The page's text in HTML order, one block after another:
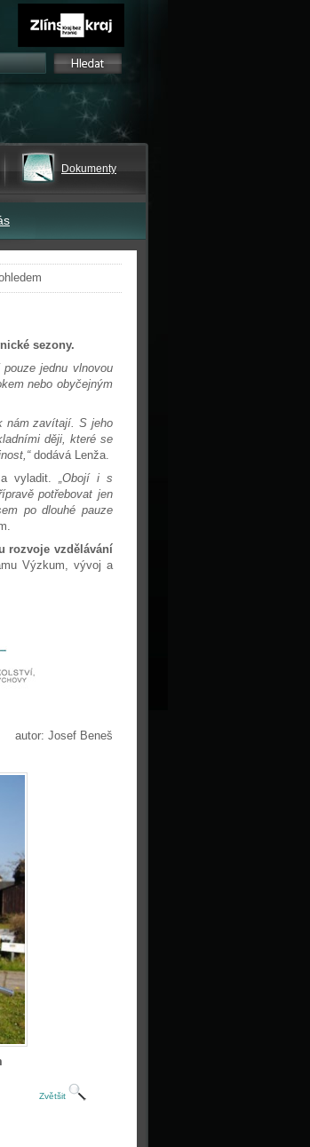
Dokumenty
sezony.
jednu vlnovou
nebo obyčejným
nám zavítají. S jeho
ději, které se
dodává Lenža.
a vyladit.„Obojí i s
potřebovat jen
po dlouhé pauze
rozvoje vzdělávání
Výzkum, vývoj a
autor: Josef Beneš
Zvětšit